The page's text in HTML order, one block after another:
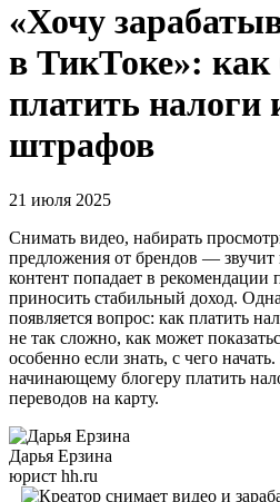
«Хочу
в ТикТоке»: как
платить налоги
штрафов
21 июля 2025
Снимать видео, набирать
предложения от брендов — звучит
контент попадает в рекомендации
приносить стабильный доход.
появляется вопрос: как платить
не так сложно, как может
особенно если знать, с чего
начинающему блогеру платить
переводов на карту.
Дарья Ерзина
юрист hh.ru